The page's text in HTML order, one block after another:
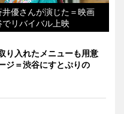
優さんが演じた＝映画
でリバイバル上映
り入れたメニューも用意
ジ＝渋谷にすとぷりの